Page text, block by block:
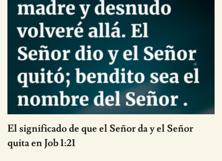
El significado de que el Señor da y el Señor
quita en Job 1:21